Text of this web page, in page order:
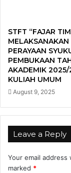
STFT “FAJAR
MELAKSANAKAN
PERAYAAN
PEMBUKAAN
AKADEMIK
KULIAH UMUM
August 9, 2025
Leave a Reply
Your email
marked *